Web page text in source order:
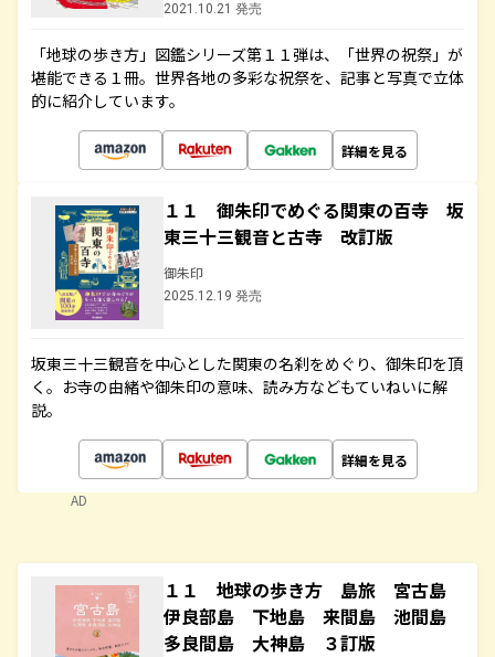
2021.10.21 発売
「地球の歩き方」図鑑シリーズ第１１弾は、「世界の祝祭」が
堪能できる１冊。世界各地の多彩な祝祭を、記事と写真で立体
的に紹介しています。
詳細を見る
１１ 御朱印でめぐる関東の百寺 坂
東三十三観音と古寺 改訂版
御朱印
2025.12.19 発売
坂東三十三観音を中心とした関東の名刹をめぐり、御朱印を頂
く。お寺の由緒や御朱印の意味、読み方などもていねいに解
説。
詳細を見る
AD
１１ 地球の歩き方 島旅 宮古島
伊良部島 下地島 来間島 池間島
多良間島 大神島 ３訂版